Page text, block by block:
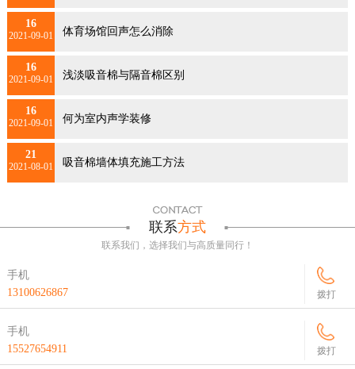
16
2021-09-01 体育场馆回声怎么消除
16
2021-09-01 浅淡吸音棉与隔音棉区别
16
2021-09-01 何为室内声学装修
21
2021-08-01 吸音棉墙体填充施工方法
联系方式
联系我们，选择我们与高质量同行！
手机
13100626867
拨打
手机
15527654911
拨打